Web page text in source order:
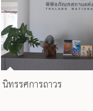
นิทรรศการถาวร